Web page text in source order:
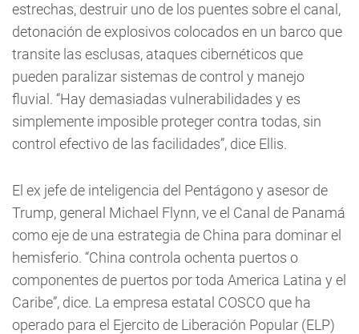
estrechas, destruir uno de los puentes sobre el canal,
detonación de explosivos colocados en un barco que
transite las esclusas, ataques cibernéticos que
pueden paralizar sistemas de control y manejo
fluvial. “Hay demasiadas vulnerabilidades y es
simplemente imposible proteger contra todas, sin
control efectivo de las facilidades”, dice Ellis.
El ex jefe de inteligencia del Pentágono y asesor de
Trump, general Michael Flynn, ve el Canal de Panamá
como eje de una estrategia de China para dominar el
hemisferio. “China controla ochenta puertos o
componentes de puertos por toda America Latina y el
Caribe”, dice. La empresa estatal COSCO que ha
operado para el Ejercito de Liberación Popular (ELP)